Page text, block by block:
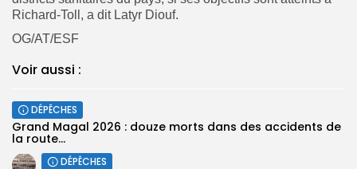
Richard-Toll, a dit Latyr Diouf.
OG/AT/ESF
Voir aussi :
DÉPÊCHES
Grand Magal 2026 : douze morts dans des accidents de
la route...
DÉPÊCHES